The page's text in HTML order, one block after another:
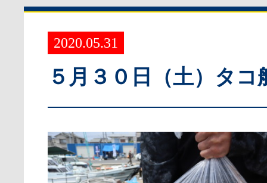
2020.05.31
５月３０日（土）タコ